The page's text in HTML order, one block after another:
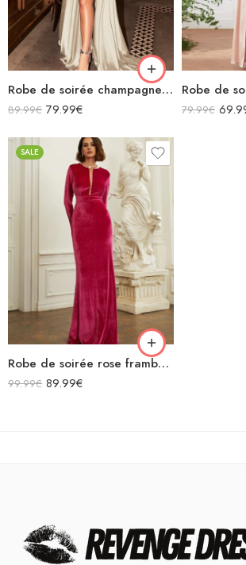
Robe de soirée champagne en satin fluide col bénitier bretelles longue fendue
89.99€ 79.99€ 79.99€
SALE
Robe de soirée rose framboise longue en velours manches longues
99.99€ 89.99€